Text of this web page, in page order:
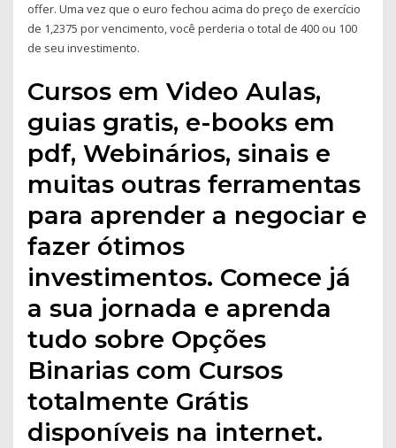
offer. Uma vez que o euro fechou acima do preço de exercício
de 1,2375 por vencimento, você perderia o total de 400 ou 100
de seu investimento.
Cursos em Video Aulas,
guias gratis, e-books em
pdf, Webinários, sinais e
muitas outras ferramentas
para aprender a negociar e
fazer ótimos
investimentos. Comece já
a sua jornada e aprenda
tudo sobre Opções
Binarias com Cursos
totalmente Grátis
disponíveis na internet.